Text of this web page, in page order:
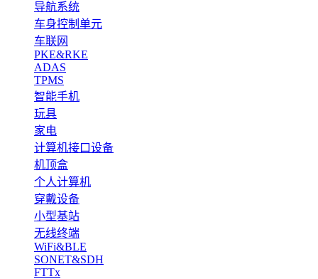
导航系统
车身控制单元
车联网
PKE&RKE
ADAS
TPMS
智能手机
玩具
家电
计算机接口设备
机顶盒
个人计算机
穿戴设备
小型基站
无线终端
WiFi&BLE
SONET&SDH
FTTx